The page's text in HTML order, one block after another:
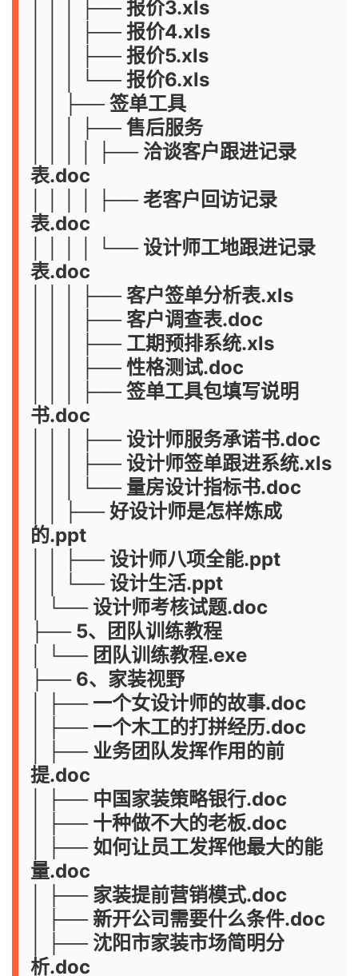
│ │ │ ├── 报价3.xls
│ │ │ ├── 报价4.xls
│ │ │ ├── 报价5.xls
│ │ │ └── 报价6.xls
│ │ ├── 签单工具
│ │ │ ├── 售后服务
│ │ │ │ ├── 洽谈客户跟进记录
表.doc
│ │ │ │ ├── 老客户回访记录
表.doc
│ │ │ │ └── 设计师工地跟进记录
表.doc
│ │ │ ├── 客户签单分析表.xls
│ │ │ ├── 客户调查表.doc
│ │ │ ├── 工期预排系统.xls
│ │ │ ├── 性格测试.doc
│ │ │ ├── 签单工具包填写说明
书.doc
│ │ │ ├── 设计师服务承诺书.doc
│ │ │ ├── 设计师签单跟进系统.xls
│ │ │ └── 量房设计指标书.doc
│ │ ├── 好设计师是怎样炼成
的.ppt
│ │ ├── 设计师八项全能.ppt
│ │ └── 设计生活.ppt
│ └── 设计师考核试题.doc
├── 5、团队训练教程
│ └── 团队训练教程.exe
├── 6、家装视野
│ ├── 一个女设计师的故事.doc
│ ├── 一个木工的打拼经历.doc
│ ├── 业务团队发挥作用的前
提.doc
│ ├── 中国家装策略银行.doc
│ ├── 十种做不大的老板.doc
│ ├── 如何让员工发挥他最大的能
量.doc
│ ├── 家装提前营销模式.doc
│ ├── 新开公司需要什么条件.doc
│ ├── 沈阳市家装市场简明分
析.doc